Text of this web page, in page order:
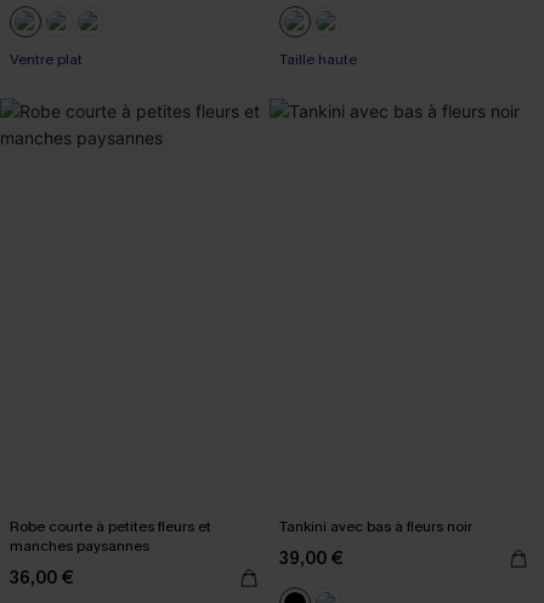
Ventre plat Taille haute
Robe courte à petites fleurs et
manches paysannes
36,00 €
Tankini avec bas à fleurs noir
39,00 €